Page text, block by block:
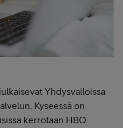
Yhdysvalloissa
Kyseessä on
kerrotaan HBO